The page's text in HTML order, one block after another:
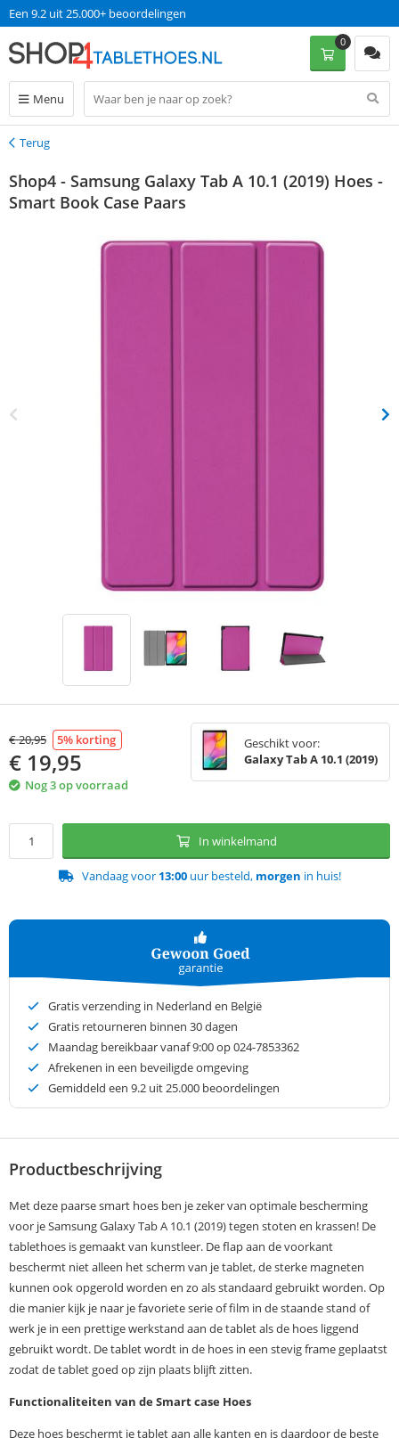
Een 9.2 uit 25.000+ beoordelingen
Menu
0
Terug
Terug
Shop4 - Samsung Galaxy Tab A 10.1 (2019) Hoes -
Smart Book Case Paars
€20,95 5% korting
€ 19,95
Nog 3 op voorraad
Geschikt voor:
Galaxy Tab A 10.1 (2019)
In winkelmand
Vandaag voor 13:00uur besteld, morgen in huis!
Gratis verzending in Nederland en België
Gratis retourneren binnen 30 dagen
Maandag bereikbaar vanaf 9:00 op 024-7853362
Afrekenen in een beveiligde omgeving
Gemiddeld een 9.2 uit 25.000 beoordelingen
Productbeschrijving
Met deze paarse smart hoes ben je zeker van optimale bescherming
voor je Samsung Galaxy Tab A 10.1 (2019) tegen stoten en krassen! De
tablethoes is gemaakt van kunstleer. De flap aan de voorkant
beschermt niet alleen het scherm van je tablet, de sterke magneten
kunnen ook opgerold worden en zo als standaard gebruikt worden. Op
die manier kijk je naar je favoriete serie of film in de staande stand of
werk je in een prettige werkstand aan de tablet als de hoes liggend
gebruikt wordt. De tablet wordt in de hoes in een stevig frame geplaatst
zodat de tablet goed op zijn plaats blijft zitten.
Functionaliteiten van de Smart case Hoes
Deze hoes beschermt je tablet aan alle kanten en is daardoor de beste